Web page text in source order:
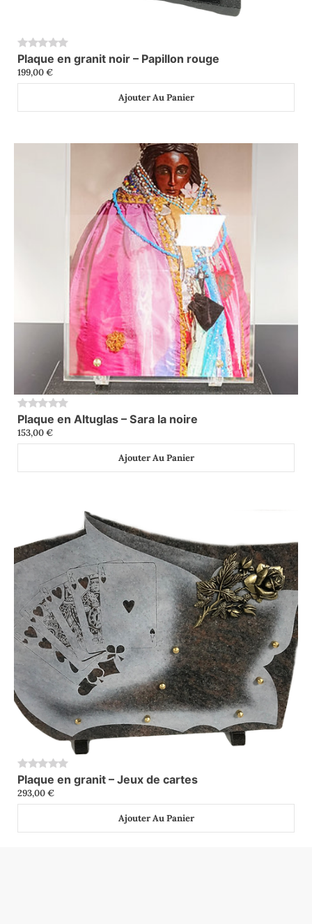
0
Plaque en granit noir – Papillon rouge
199,00€
Ajouter Au Panier
0
Plaque en Altuglas – Sara la noire
153,00€
Ajouter Au Panier
0
Plaque en granit – Jeux de cartes
293,00€
Ajouter Au Panier